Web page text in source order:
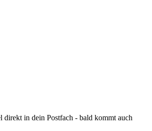
direkt in dein Postfach - bald kommt auch